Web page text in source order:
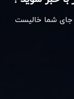
جای شما خالیست